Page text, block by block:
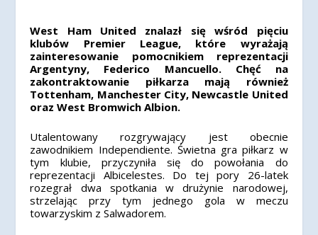
West Ham United znalazł się wśród pięciu
klubów Premier League, które wyrażają
zainteresowanie pomocnikiem reprezentacji
Argentyny, Federico Mancuello. Chęć na
zakontraktowanie piłkarza mają również
Tottenham, Manchester City, Newcastle United
oraz West Bromwich Albion.
Utalentowany rozgrywający jest obecnie
zawodnikiem Independiente. Świetna gra piłkarz w
tym klubie, przyczyniła się do powołania do
reprezentacji Albicelestes. Do tej pory 26-latek
rozegrał dwa spotkania w drużynie narodowej,
strzelając przy tym jednego gola w meczu
towarzyskim z Salwadorem.